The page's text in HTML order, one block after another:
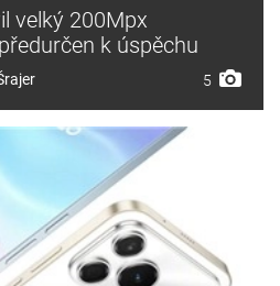
velký 200Mpx
k úspěchu
5